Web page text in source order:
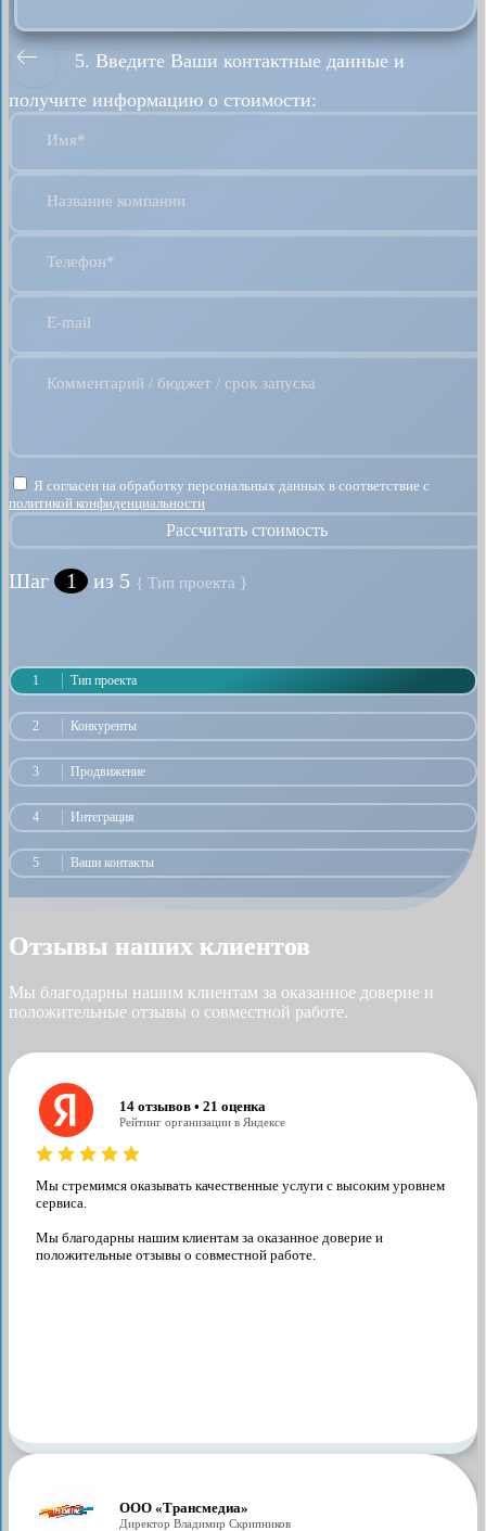
5. Введите Ваши контактные данные и
получите информацию о стоимости:
Имя*
Название компании
Телефон*
E-mail
Комментарий / бюджет / срок запуска
Я согласен на обработку персональных данных в соответствие с
политикой конфиденциальности
Рассчитать стоимость
Шаг 1 из 5 { Тип проекта }
1 Тип проекта
2 Конкуренты
3 Продвижение
4 Интеграция
5 Ваши контакты
Отзывы наших клиентов
Мы благодарны нашим клиентам за оказанное доверие и
положительные отзывы о совместной работе.
14 отзывов • 21 оценка
Рейтинг организации в Яндексе
Мы стремимся оказывать качественные услуги с высоким уровнем
сервиса.
Мы благодарны нашим клиентам за оказанное доверие и
положительные отзывы о совместной работе.
ООО «Трансмедиа»
Директор Владимир Скрипников